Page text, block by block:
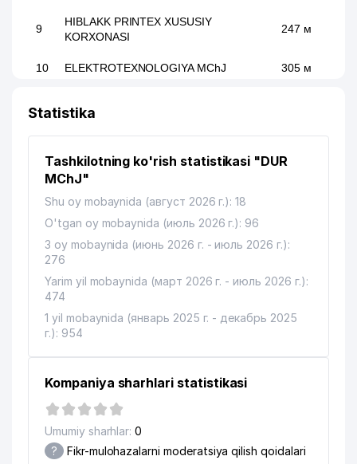
9
HIBLAKK PRINTEX XUSUSIY
KORXONASI
247 м
10 ELEKTROTEXNOLOGIYA MChJ 305 м
13
BAHTIYOR-SERVIS UY-JOY MULK
SHIRKATI
487 м
14 CYS BRIDGE MChJ
15 FELIX ALFA MChJ 545 м
17
18 CARAVAN TAXI MChJ
STATISTIKA BOSHQARMASI
YASHNOBOD TUMANI
YASHNOBOD TUMANI HOKIMIYATI
Statistika
Tashkilotning ko'rish statistikasi "DUR
MChJ"
Shu oy mobaynida (август 2026 г.): 18
O'tgan oy mobaynida (июль 2026 г.): 96
3 oy mobaynida (июнь 2026 г. - июль 2026 г.):
276
Yarim yil mobaynida (март 2026 г. - июль 2026 г.):
474
1 yil mobaynida (январь 2025 г. - декабрь 2025
г.): 954
Kompaniya sharhlari statistikasi
Umumiy sharhlar: 0
? Fikr-mulohazalarni moderatsiya qilish qoidalari